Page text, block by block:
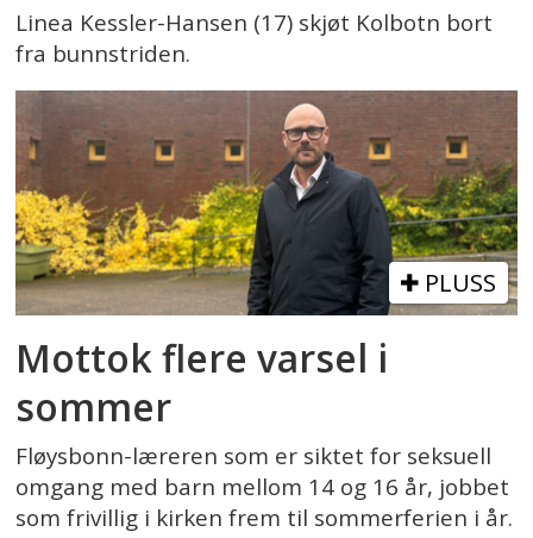
Linea Kessler-Hansen (17) skjøt Kolbotn bort
fra bunnstriden.
PLUSS
Mottok flere varsel i
sommer
Fløysbonn-læreren som er siktet for seksuell
omgang med barn mellom 14 og 16 år, jobbet
som frivillig i kirken frem til sommerferien i år.